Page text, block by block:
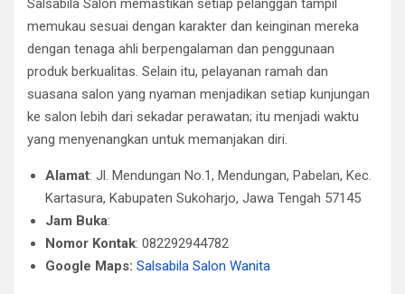
Salsabila Salon memastikan setiap pelanggan tampil
memukau sesuai dengan karakter dan keinginan mereka
dengan tenaga ahli berpengalaman dan penggunaan
produk berkualitas. Selain itu, pelayanan ramah dan
suasana salon yang nyaman menjadikan setiap kunjungan
ke salon lebih dari sekadar perawatan; itu menjadi waktu
yang menyenangkan untuk memanjakan diri.
Alamat: Jl. Mendungan No.1, Mendungan, Pabelan, Kec.
Kartasura, Kabupaten Sukoharjo, Jawa Tengah 57145
Jam Buka:
Nomor Kontak: 082292944782
Google Maps: Salsabila Salon Wanita